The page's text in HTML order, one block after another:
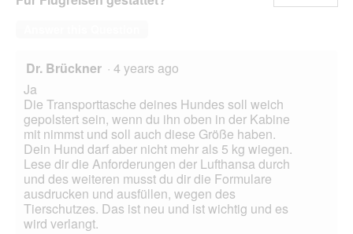
Dr. Brückner · 4 years ago
Ja
Die Transporttasche deines Hundes soll weich
gepolstert sein, wenn du ihn oben in der Kabine
mit nimmst und soll auch diese Größe haben.
Dein Hund darf aber nicht mehr als 5 kg wiegen.
Lese dir die Anforderungen der Lufthansa durch
und des weiteren musst du dir die Formulare
ausdrucken und ausfüllen, wegen des
Tierschutzes. Das ist neu und ist wichtig und es
wird verlangt.